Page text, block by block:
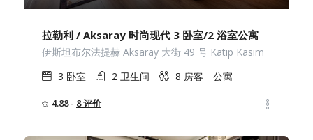
拉勒利 / Aksaray 时尚现代 3 卧室/2 浴室公寓
伊斯坦布尔法提赫 Aksaray 大街 49 号 Katip Kasım
3 卧室 2 卫生间 8 房客 公寓
4.88 - 8 评价